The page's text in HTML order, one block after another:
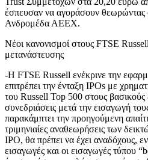
έσπευσαν να αγοράσουν θεωρώντας
Ανδρομέδα ΑΕΕΧ.
Νέοι κανονισμοί στους FTSE
μετανάστευσης
-Η FTSE Russell ενέκρινε την
επιτρέπει την ένταξη IPOs με
του Russell Top 500 στους βασικούς
συνεδριάσεις μετά την εισαγωγή
παρακάμπτει την προηγούμενη
τριμηνιαίες αναθεωρήσεις των
IPO, θα πρέπει να έχει αναδόχους,
εισαγωγές και οι εισαγωγές τύπου